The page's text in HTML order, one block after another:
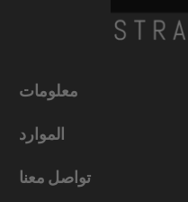
معلومات
الموارد
تواصل معنا